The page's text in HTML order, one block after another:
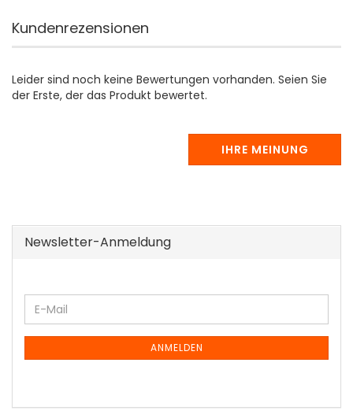
Kundenrezensionen
Leider sind noch keine Bewertungen vorhanden. Seien Sie
der Erste, der das Produkt bewertet.
IHRE MEINUNG
Newsletter-Anmeldung
WEITER
ZUR
NEWSLETTER-
E-
Mail
ANMELDEN